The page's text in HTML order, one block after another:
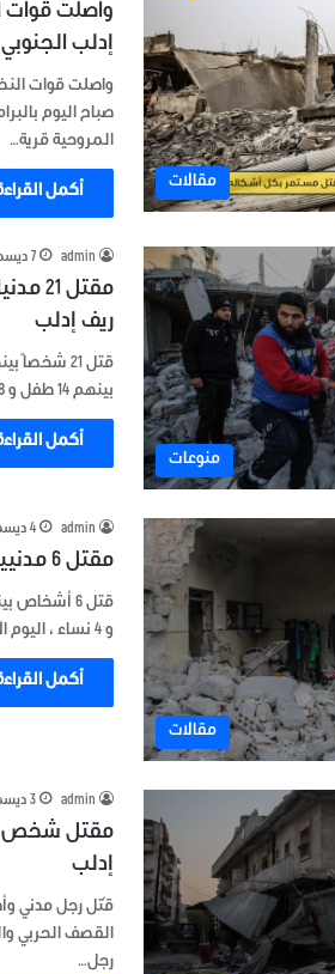
مقالات
واصلت قوات
إدلب
واصلت قوات
صباح اليوم
المروحية قرية…
أكمل
منوعات
admin 7 ديسمبر، 2019
ريف إدلب
بينهم 14 طفل و 8 نساء ، اليوم…
أكمل
مقالات
admin 4 ديسمبر، 2019
مقتل 6 مدنيين وإصابة 34 آخرين في ريف إدلب
و 4 نساء ، اليوم الأربعاء، جراء قصف الطائرات…
أكمل
admin 3 ديسمبر، 2019
إدلب
القصف الحربي
رجل…